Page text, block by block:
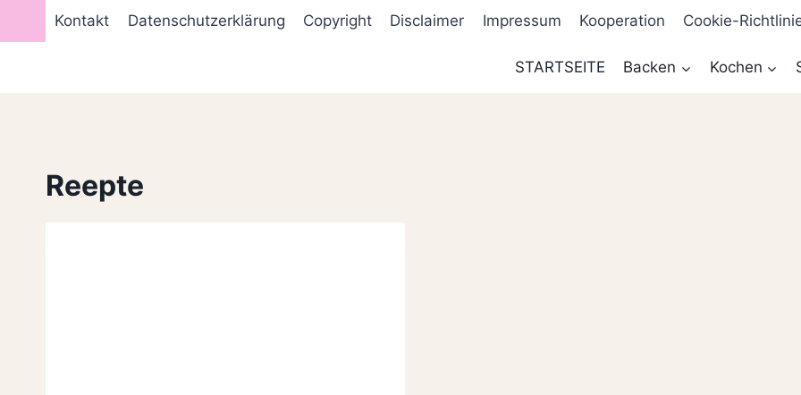
Kontakt Datenschutzerklärung Copyright Disclaimer Impressum Kooperation Cookie-
STARTSEITE Backen Kochen
Reepte